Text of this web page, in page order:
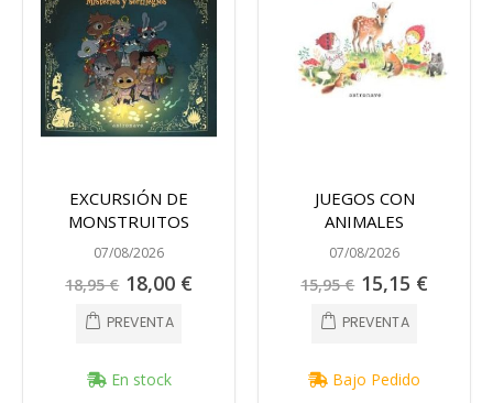
EXCURSIÓN DE
MONSTRUITOS
07/08/2026
18,95 € Precio
especial
18,00 €
PREVENTA
En stock
JUEGOS CON
ANIMALES
07/08/2026
15,95 € Precio
especial
15,15 €
PREVENTA
Bajo Pedido